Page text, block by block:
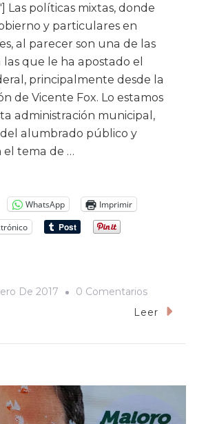
Las políticas mixtas, donde
y particulares en
al parecer son una de las
las que le ha apostado el
principalmente desde la
de Vicente Fox. Lo estamos
administración municipal,
alumbrado público y
el tema de …
WhatsApp
Imprimir
De 2017 0 ComentariosEn
Leer